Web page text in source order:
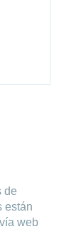
de
están
web